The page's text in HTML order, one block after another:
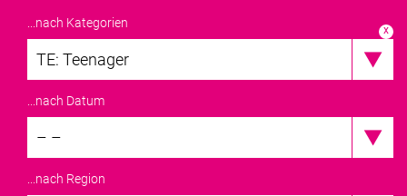
...nach Kategorien x
TE: Teenager
...nach Datum
– –
...nach Region